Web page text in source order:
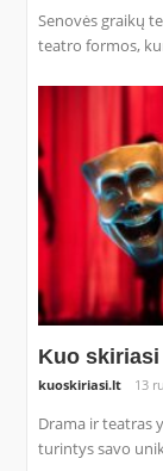
Senovės graikų
teatro formos,
Kuo
kuoskiriasi.lt 13
Drama ir teatras
turintys savo